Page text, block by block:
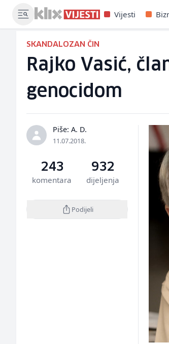
Vijesti
SKANDALOZAN ČIN
Rajko Vasić,
genocidom
Piše: A. D.
11.07.2018.
243
komentara
932
dijeljenja
Podijeli